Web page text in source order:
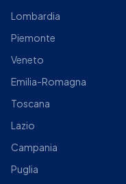
Lombardia
Piemonte
Veneto
Emilia-Romagna
Toscana
Lazio
Campania
Puglia